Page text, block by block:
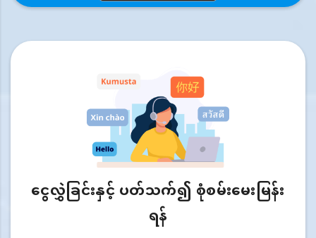
ငွေလွှဲခြင်းနှင့် ပတ်သက်၍ စုံစမ်းမေးမြန်း
ရန်